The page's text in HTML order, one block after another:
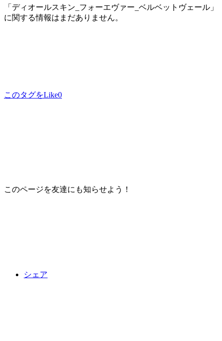
「ディオールスキン_フォーエヴァー_ベルベットヴェール」
に関する情報はまだありません。
このタグをLike0
このページを友達にも知らせよう！
シェア